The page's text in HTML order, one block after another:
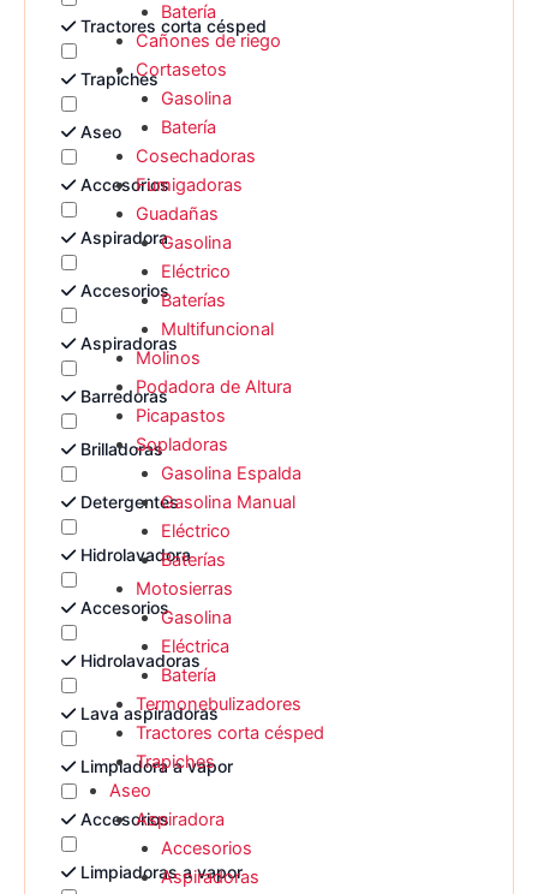
Tractores corta césped
Trapiches
Aseo
Accesorios
Aspiradora
Accesorios
Aspiradoras
Barredoras
Brilladoras
Detergentes
Hidrolavadora
Accesorios
Hidrolavadoras
Lava aspiradoras
Limpiadora a vapor
Accesorios
Limpiadoras a vapor
Batería
Cañones de riego
Cortasetos
Gasolina
Batería
Cosechadoras
Fumigadoras
Guadañas
Gasolina
Eléctrico
Baterías
Multifuncional
Molinos
Podadora de Altura
Picapastos
Sopladoras
Gasolina Espalda
Gasolina Manual
Eléctrico
Baterías
Motosierras
Gasolina
Eléctrica
Batería
Termonebulizadores
Tractores corta césped
Trapiches
Aseo
Aspiradora
Accesorios
Aspiradoras